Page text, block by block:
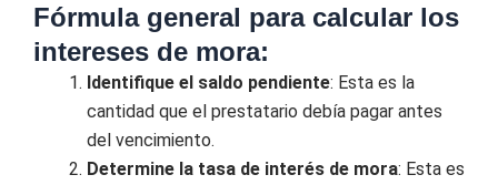
Fórmula general para calcular los
intereses de mora:
Identifique el saldo pendiente: Esta es la
cantidad que el prestatario debía pagar antes
del vencimiento.
Determine la tasa de interés de mora: Esta es